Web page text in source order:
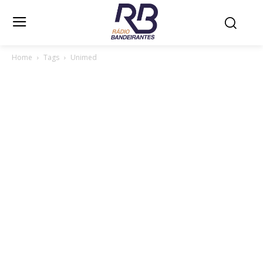
Home Tags Unimed